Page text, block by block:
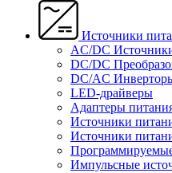
Источники
AC/DC
DC/DC
DC/AC
LED-драйверы
Адаптеры
Источники
Источники
Импульсные